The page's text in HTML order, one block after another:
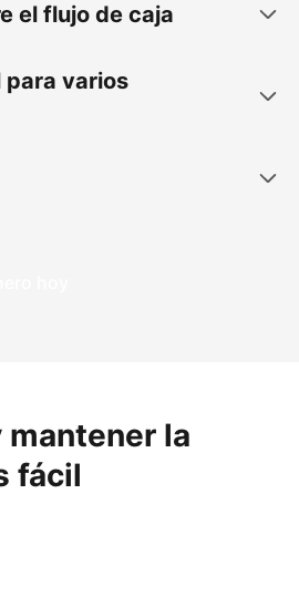
el flujo de caja
para varios
hoy
mantener la
fácil